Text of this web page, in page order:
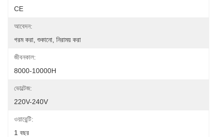
CE
আবেদন:
গরম করা, শুকানো, নিরাময় করা
জীবনকাল:
8000-10000H
ভোল্টেজ:
220V-240V
ওয়ারেন্টি:
1 বছর